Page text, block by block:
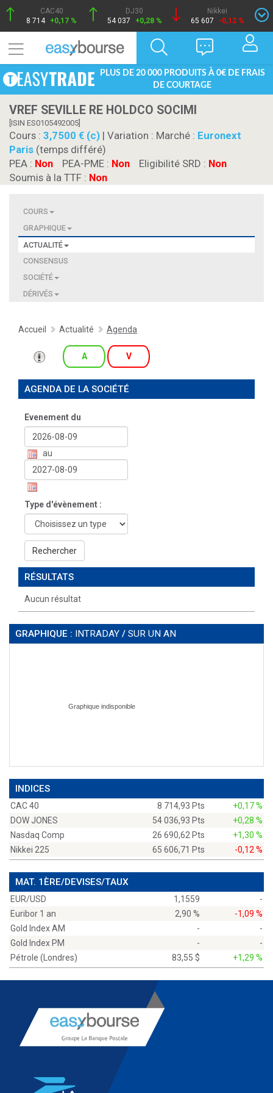
CAC40
8 714 +0,17 %
DJ30
54 037
+0,28 %
Nikkei
65 607
-0,12 %
PLUS DE 20 000 PRODUITS À 0€ DE FRAIS
DE COURTAGE
VREF SEVILLE RE HOLDCO SOCIMI
[ISIN ES0105492005]
Cours : 3,7500 € (c) | Variation : Marché : Euronext
Paris (temps différé)
PEA : Non PEA-PME : Non Eligibilité SRD : Non
Soumis à la TTF : Non
COURS
GRAPHIQUE
ACTUALITÉ
CONSENSUS
SOCIÉTÉ
DÉRIVÉS
Accueil Actualité Agenda
A V
AGENDA DE LA SOCIÉTÉ
Evenement du
au
Type d'évènement :
Rechercher
RÉSULTATS
Aucun résultat
GRAPHIQUE : INTRADAY / SUR UN AN
INDICES
CAC 40 8 714,93 Pts
+0,17 %
DOW JONES
54 036,93 Pts
+0,28 %
Nasdaq Comp
26 690,62 Pts
+1,30 %
Nikkei 225
65 606,71 Pts -0,12 %
MAT. 1ÈRE/DEVISES/TAUX
EUR/USD 1,1559
-
Euribor 1 an
2,90 %
-1,09 %
Gold Index AM
-
-
Gold Index PM
-
-
Pétrole (Londres)
83,55 $ +1,29 %